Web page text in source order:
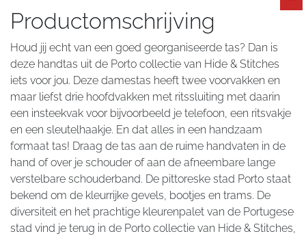
Productomschrijving
Houd jij echt van een goed georganiseerde tas? Dan is
deze handtas uit de Porto collectie van Hide & Stitches
iets voor jou. Deze damestas heeft twee voorvakken en
maar liefst drie hoofdvakken met ritssluiting met daarin
een insteekvak voor bijvoorbeeld je telefoon, een ritsvakje
en een sleutelhaakje. En dat alles in een handzaam
formaat tas! Draag de tas aan de ruime handvaten in de
hand of over je schouder of aan de afneembare lange
verstelbare schouderband. De pittoreske stad Porto staat
bekend om de kleurrijke gevels, bootjes en trams. De
diversiteit en het prachtige kleurenpalet van de Portugese
stad vind je terug in de Porto collectie van Hide & Stitches,